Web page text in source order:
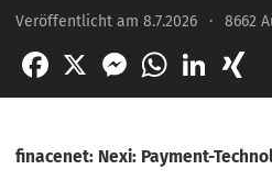
Facebook MessengerWhatsAppLinkedIn
Veröffentlicht am 8.7.2026 8662
finacenet: Nexi: Payment-